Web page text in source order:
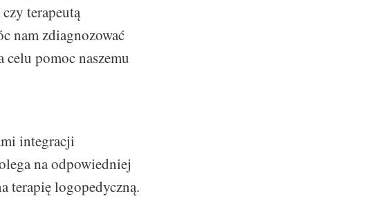
terapeutą
nam zdiagnozować
pomoc naszemu
integracji
na odpowiedniej
terapię logopedyczną.